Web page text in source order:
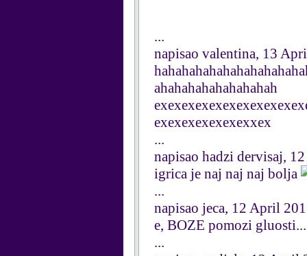
...
napisao valentina, 13
ahahahahahahahahah
exexexexexexexxex
...
napisao hadzi dervisaj,
igrica je naj naj naj bolja
...
napisao jeca, 12 April
e, BOZE pomozi
...